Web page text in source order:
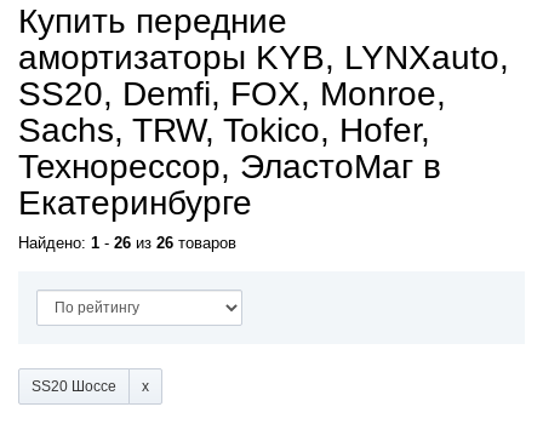
Купить передние
амортизаторы KYB, LYNXauto,
SS20, Demfi, FOX, Monroe,
Sachs, TRW, Tokico, Hofer,
Технорессор, ЭластоМаг в
Екатеринбурге
Найдено: 1 - 26 из 26 товаров
SS20 Шоссе